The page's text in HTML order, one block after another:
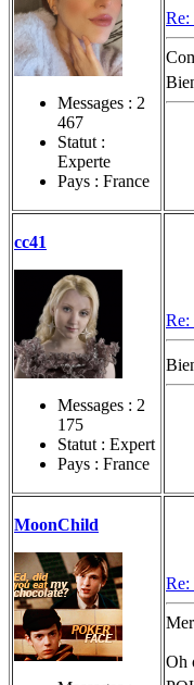
Messages : 2
467
Statut :
Experte
Pays : France
Re:
cc41
Messages : 2
175
Statut : Expert
Pays : France
Re:
MoonChild
Re:
Oh